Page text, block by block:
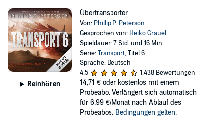
Reinhören
Übertransporter
Von: Phillip P. Peterson
Gesprochen von: Heiko Grauel
Spieldauer: 7 Std. und 16 Min.
Serie:Transport, Titel 6
Sprache: Deutsch
4,5
1.438 Bewertungen
14,71 € oder kostenlos mit einem
Probeabo. Verlängert sich automatisch
für 6,99 €/Monat nach Ablauf des
Probeabos. Bedingungen gelten.